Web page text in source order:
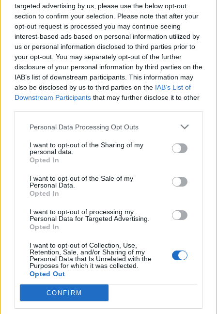
targeted advertising by us, please use the below opt-out
section to confirm your selection. Please note that after your
opt-out request is processed you may continue seeing
interest-based ads based on personal information utilized by
us or personal information disclosed to third parties prior to
your opt-out. You may separately opt-out of the further
disclosure of your personal information by third parties on the
IAB’s list of downstream participants. This information may
also be disclosed by us to third parties on the IAB’s List of
Downstream Participants that may further disclose it to other
Personal Data Processing Opt Outs
I want to opt-out of the Sharing of my
personal data.
Opted In
I want to opt-out of the Sale of my
Personal Data.
Opted In
I want to opt-out of processing my
Personal Data for Targeted Advertising.
Opted In
I want to opt-out of Collection, Use,
Retention, Sale, and/or Sharing of my
Personal Data that Is Unrelated with the
Purposes for which it was collected.
Opted Out
CONFIRM
Il parere choc del famoso
virologo: "Perché dovrebbe
funzionare la terza dose?"